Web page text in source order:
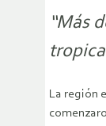
“Más
La región